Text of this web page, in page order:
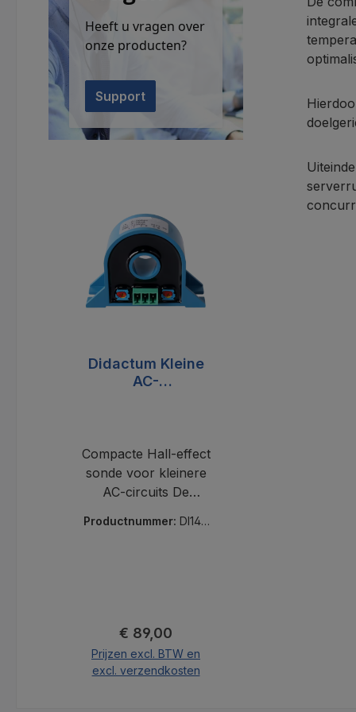
Heeft u vragen over
onze producten?
Support
Didactum Kleine
AC-
Compacte Hall-effect
sonde voor kleinere
AC-circuits De
Current
stroomtransducer in
een bijzonder
compact ontwerp,
Productnummer: DI140
Normale prijs:
€ 89,00
Prijzen excl. BTW en
excl. verzendkosten